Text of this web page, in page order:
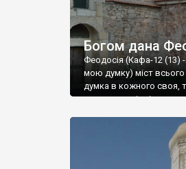
Богом дана
Феодосія (Кафа-12 (13) -
мою думку) міст
думка в кожного своя,
запрошую відвідати це